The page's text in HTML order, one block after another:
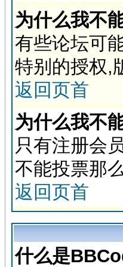
为什么我不
有些论坛可
特别的授权,
返回页首
为什么我不
只有注册会
不能投票那
返回页首
什么是